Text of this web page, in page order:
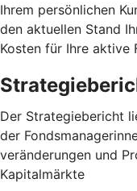
Ihrem persönlichen
den aktuellen Stand
Kosten für Ihre aktive
Der Strategiebericht
der
veränderungen und
Kapitalmärkte